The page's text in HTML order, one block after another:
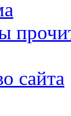
сайта